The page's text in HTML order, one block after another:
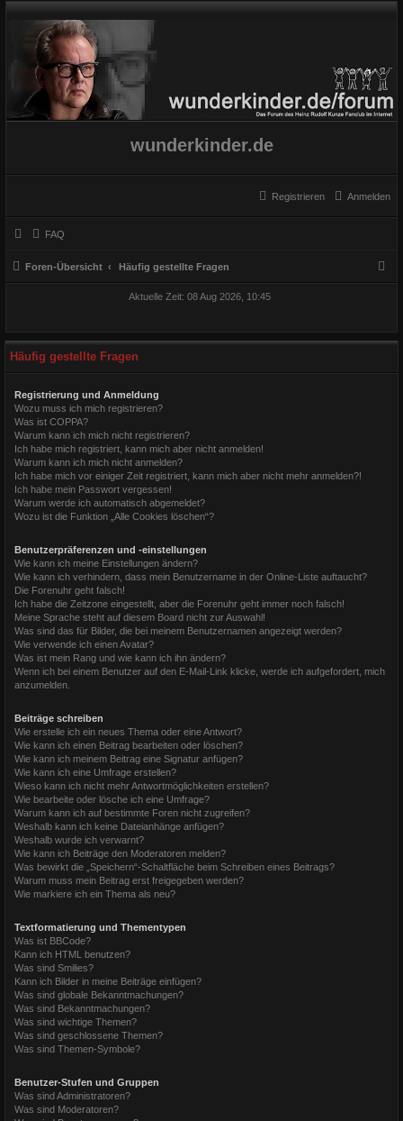
wunderkinder.de
Anmelden
Registrieren
FAQ
Foren-Übersicht Häufig gestellte Fragen
Aktuelle Zeit: 08 Aug 2026, 10:45
Häufig gestellte Fragen
Registrierung und Anmeldung
Wozu muss ich mich registrieren?
Was ist COPPA?
Warum kann ich mich nicht registrieren?
Ich habe mich registriert, kann mich aber nicht anmelden!
Warum kann ich mich nicht anmelden?
Ich habe mich vor einiger Zeit registriert, kann mich aber nicht mehr anmelden?!
Ich habe mein Passwort vergessen!
Warum werde ich automatisch abgemeldet?
Wozu ist die Funktion „Alle Cookies löschen“?
Benutzerpräferenzen und -einstellungen
Wie kann ich meine Einstellungen ändern?
Wie kann ich verhindern, dass mein Benutzername in der Online-Liste auftaucht?
Die Forenuhr geht falsch!
Ich habe die Zeitzone eingestellt, aber die Forenuhr geht immer noch falsch!
Meine Sprache steht auf diesem Board nicht zur Auswahl!
Was sind das für Bilder, die bei meinem Benutzernamen angezeigt werden?
Wie verwende ich einen Avatar?
Was ist mein Rang und wie kann ich ihn ändern?
Wenn ich bei einem Benutzer auf den E-Mail-Link klicke, werde ich aufgefordert, mich
anzumelden.
Beiträge schreiben
Wie erstelle ich ein neues Thema oder eine Antwort?
Wie kann ich einen Beitrag bearbeiten oder löschen?
Wie kann ich meinem Beitrag eine Signatur anfügen?
Wie kann ich eine Umfrage erstellen?
Wieso kann ich nicht mehr Antwortmöglichkeiten erstellen?
Wie bearbeite oder lösche ich eine Umfrage?
Warum kann ich auf bestimmte Foren nicht zugreifen?
Weshalb kann ich keine Dateianhänge anfügen?
Weshalb wurde ich verwarnt?
Wie kann ich Beiträge den Moderatoren melden?
Was bewirkt die „Speichern“-Schaltfläche beim Schreiben eines Beitrags?
Warum muss mein Beitrag erst freigegeben werden?
Wie markiere ich ein Thema als neu?
Textformatierung und Thementypen
Was ist BBCode?
Kann ich HTML benutzen?
Was sind Smilies?
Kann ich Bilder in meine Beiträge einfügen?
Was sind globale Bekanntmachungen?
Was sind Bekanntmachungen?
Was sind wichtige Themen?
Was sind geschlossene Themen?
Was sind Themen-Symbole?
Benutzer-Stufen und Gruppen
Was sind Administratoren?
Was sind Moderatoren?